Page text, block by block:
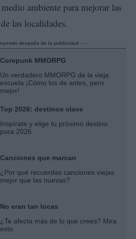
ambiente para mejorar las
las localidades.
después de la publicidad - - -
Corepunk MMORPG
Un verdadero MMORPG de la vieja
escuela ¡Cómo los de antes, pero
mejor!
Top 2026: destinos clave
Inspírate y elige tu próximo destino
para 2026
Canciones que marcan
¿Por qué recuerdas canciones viejas
mejor que las nuevas?
No eran tan locas
¿Te afecta más de lo que crees? Mira
esto